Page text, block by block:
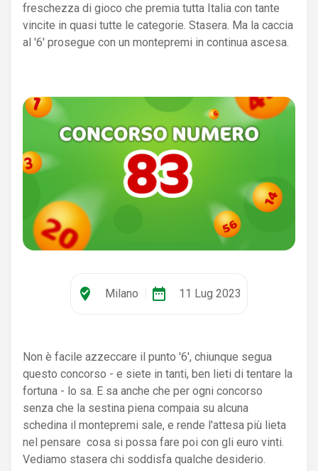
freschezza di gioco che premia tutta Italia con tante
vincite in quasi tutte le categorie. Stasera. Ma la caccia
al '6' prosegue con un montepremi in continua ascesa.
where_to_vote Milano date_range 11 Lug 2023
Non è facile azzeccare il punto '6', chiunque segua
questo concorso - e siete in tanti, ben lieti di tentare la
fortuna - lo sa. E sa anche che per ogni concorso
senza che la sestina piena compaia su alcuna
schedina il montepremi sale, e rende l'attesa più lieta
nel pensare cosa si possa fare poi con gli euro vinti.
Vediamo stasera chi soddisfa qualche desiderio.